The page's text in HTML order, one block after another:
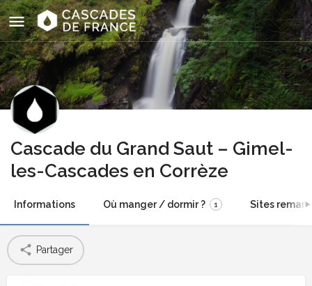
Cascade du Grand Saut – Gimel-
les-Cascades en Corrèze
Informations Où manger / dormir ? 1 Sites
Partager